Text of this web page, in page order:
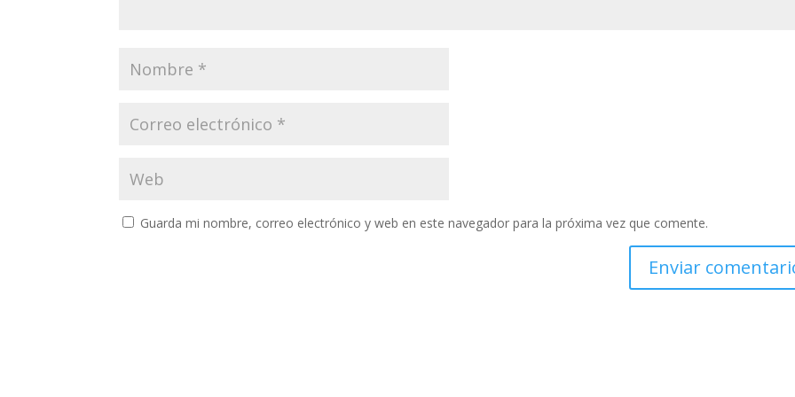
Guarda mi nombre, correo electrónico y web en este navegador para la próxima vez que comente.